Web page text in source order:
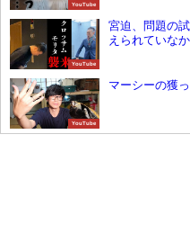
YouTube
YouTube
宮迫、問題の
えられていなか
YouTube
マーシーの獲